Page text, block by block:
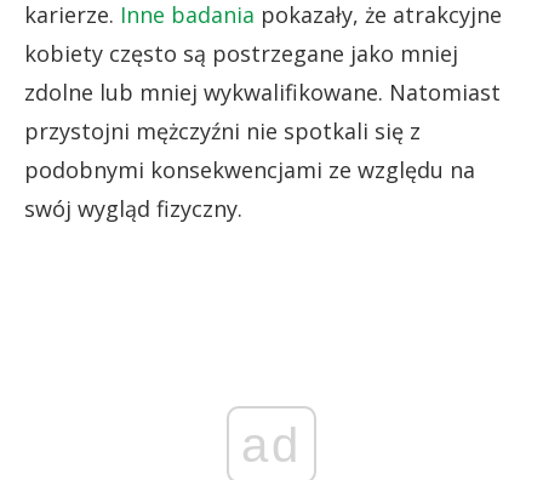
karierze. Inne badania pokazały, że atrakcyjne
kobiety często są postrzegane jako mniej
zdolne lub mniej wykwalifikowane. Natomiast
przystojni mężczyźni nie spotkali się z
podobnymi konsekwencjami ze względu na
swój wygląd fizyczny.
ad